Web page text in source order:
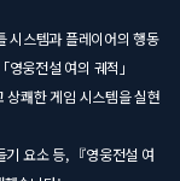
시스템과 플레이어의 행동
웅전설 여의 궤적」
상쾌한 게임 시스템을 실현
요소 등, 『영웅전설 여